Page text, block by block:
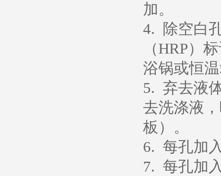
加。
4. 除空白
（HRP）
浴锅或恒
5. 弃去液
去洗涤液
板）。
6. 每孔加
7. 每孔加